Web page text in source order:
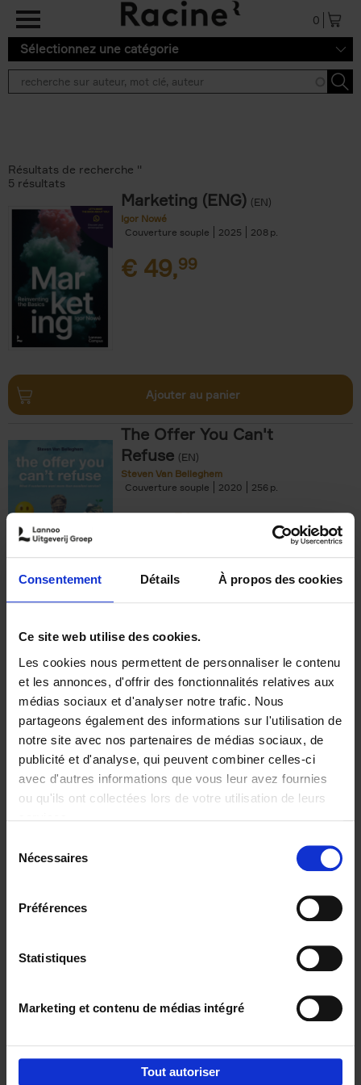
Consentement Détails À propos des cookies
Ce site web utilise des cookies.
Les cookies nous permettent de personnaliser le contenu
et les annonces, d'offrir des fonctionnalités relatives aux
médias sociaux et d'analyser notre trafic. Nous
partageons également des informations sur l'utilisation de
notre site avec nos partenaires de médias sociaux, de
publicité et d'analyse, qui peuvent combiner celles-ci
avec d'autres informations que vous leur avez fournies
ou qu'ils ont collectées lors de votre utilisation de leurs
Nécessaires
Préférences
Statistiques
Marketing et contenu de médias intégré
Tout autoriser
Aller au contenu principal
0
Sélectionnez une catégorie
Résultats de recherche ''
5 résultats
Marketing (ENG) (EN)
Igor Nowé
Couverture souple
2025 208
€ 49,99
Ajouter au panier
The Offer You Can't
Refuse (EN)
Steven Van Belleghem
Couverture souple
2020 256
€37,50
Building Bonds = Building
Business
Jochen Roef Jozefien De Feyter
Carolien Boom
Couverture souple
2025 200
€29,99
Digital marketing like a PRO -
completely revised edition (EN)